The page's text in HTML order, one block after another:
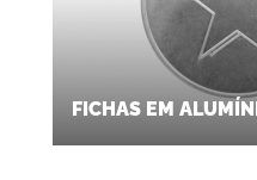
FICHAS EM